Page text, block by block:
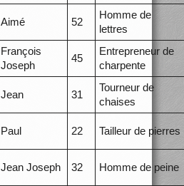
Aimé 52
Homme de
lettres
François
Joseph
45
Entrepreneur de
charpente
Jean 31
Tourneur de
chaises
Paul 22 Tailleur de pierres
Jean Joseph 32 Homme de peine